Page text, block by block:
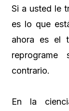
Si a usted le
es lo que
ahora es el
contrario.
En la